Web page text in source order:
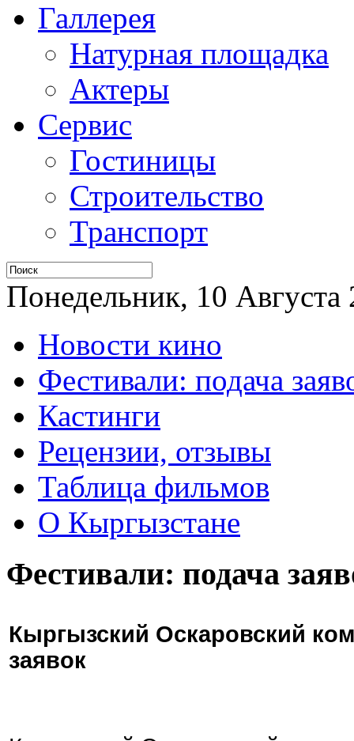
Галлерея
Натурная площадка
Актеры
Сервис
Гостиницы
Строительство
Транспорт
Понедельник, 10 Августа
Новости кино
Фестивали: подача
Кастинги
Рецензии, отзывы
Таблица фильмов
О Кыргызстане
Фестивали: подача
Кыргызский Оскаровский
заявок